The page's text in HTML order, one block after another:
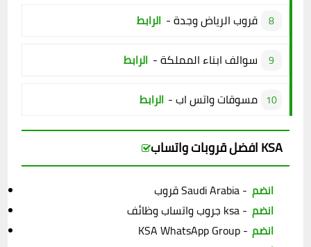
قروب الرياض وجدة - الرابط
سوالف ابناء المملكة - الرابط
مسوقات واتس اب - الرابط
افضل قروبات واتساب KSA
قروب Saudi Arabia - انضم
جروب واتساب وظائف ksa - انضم
KSA WhatsApp Group - انضم